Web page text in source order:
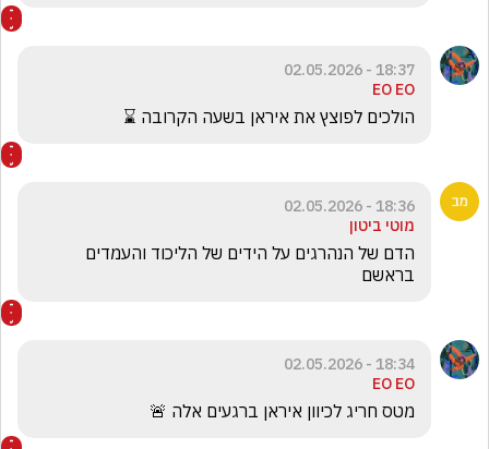
18:37 - 02.05.2026
EO EO
הולכים לפוצץ את איראן בשעה הקרובה ⌛
18:36 - 02.05.2026
מוטי ביטון
בראשם
18:34 - 02.05.2026
EO EO
מטס חריג לכיוון איראן ברגעים אלה 🚨